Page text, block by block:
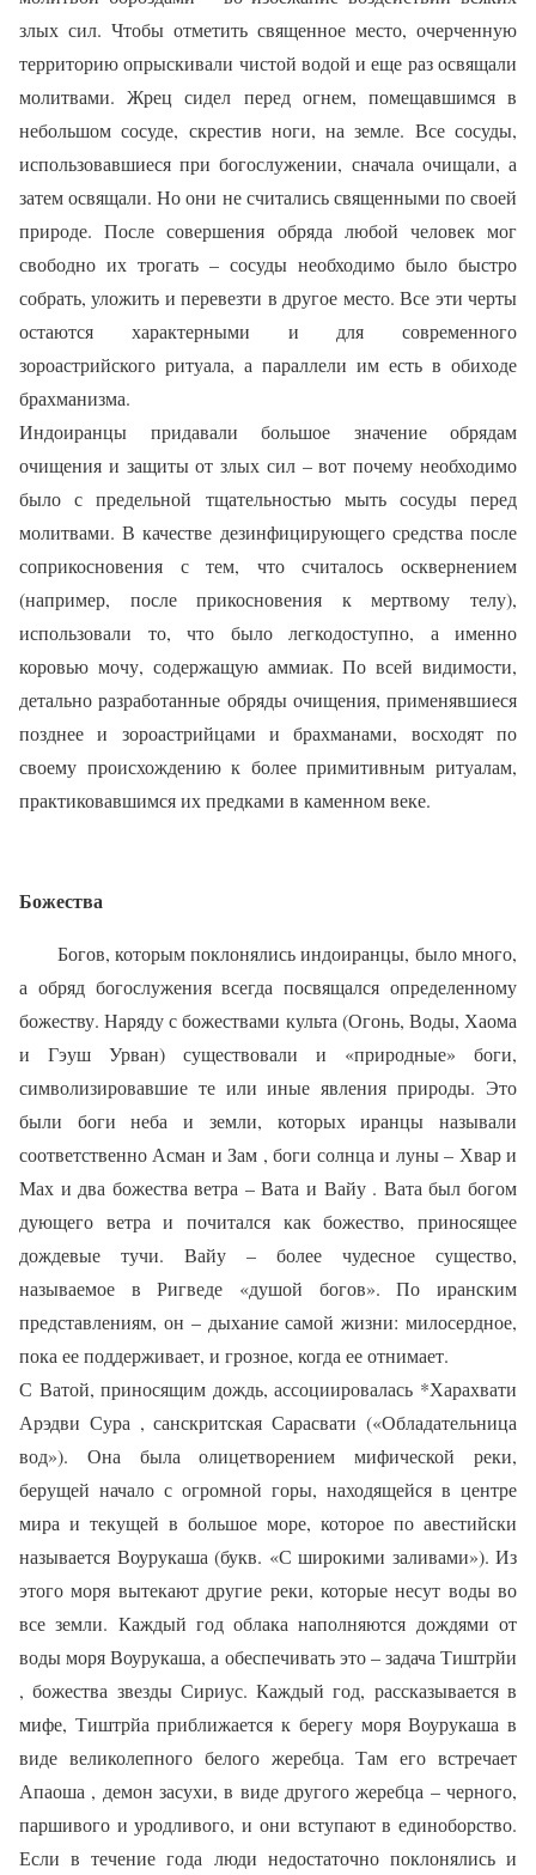
злых сил. Чтобы отметить священное место, очерченную
территорию опрыскивали чистой водой и еще раз освящали
молитвами. Жрец сидел перед огнем, помещавшимся в
небольшом сосуде, скрестив ноги, на земле. Все сосуды,
использовавшиеся при богослужении, сначала очищали, а
затем освящали. Но они не считались священными по своей
природе. После совершения обряда любой человек мог
свободно их трогать – сосуды необходимо было быстро
собрать, уложить и перевезти в другое место. Все эти черты
остаются характерными и для современного
зороастрийского ритуала, а параллели им есть в обиходе
брахманизма.
Индоиранцы придавали большое значение обрядам
очищения и защиты от злых сил – вот почему необходимо
было с предельной тщательностью мыть сосуды перед
молитвами. В качестве дезинфицирующего средства после
соприкосновения с тем, что считалось осквернением
(например, после прикосновения к мертвому телу),
использовали то, что было легкодоступно, а именно
коровью мочу, содержащую аммиак. По всей видимости,
детально разработанные обряды очищения, применявшиеся
позднее и зороастрийцами и брахманами, восходят по
своему происхождению к более примитивным ритуалам,
практиковавшимся их предками в каменном веке.
Божества
Богов, которым поклонялись индоиранцы, было много,
а обряд богослужения всегда посвящался определенному
божеству. Наряду с божествами культа (Огонь, Воды, Хаома
и Гэуш Урван) существовали и «природные» боги,
символизировавшие те или иные явления природы. Это
были боги неба и земли, которых иранцы называли
соответственно Асман и Зам , боги солнца и луны – Хвар и
Мах и два божества ветра – Вата и Вайу . Вата был богом
дующего ветра и почитался как божество, приносящее
дождевые тучи. Вайу – более чудесное существо,
называемое в Ригведе «душой богов». По иранским
представлениям, он – дыхание самой жизни: милосердное,
пока ее поддерживает, и грозное, когда ее отнимает.
С Ватой, приносящим дождь, ассоциировалась *Харахвати
Арэдви Сура , санскритская Сарасвати («Обладательница
вод»). Она была олицетворением мифической реки,
берущей начало с огромной горы, находящейся в центре
мира и текущей в большое море, которое по авестийски
называется Воурукаша (букв. «С широкими заливами»). Из
этого моря вытекают другие реки, которые несут воды во
все земли. Каждый год облака наполняются дождями от
воды моря Воурукаша, а обеспечивать это – задача Тиштрйи
, божества звезды Сириус. Каждый год, рассказывается в
мифе, Тиштрйа приближается к берегу моря Воурукаша в
виде великолепного белого жеребца. Там его встречает
Апаоша , демон засухи, в виде другого жеребца – черного,
паршивого и уродливого, и они вступают в единоборство.
Если в течение года люди недостаточно поклонялись и